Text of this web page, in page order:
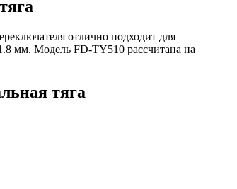
отлично подходит для
мм. Модель FD-TY510 рассчитана на
тяга